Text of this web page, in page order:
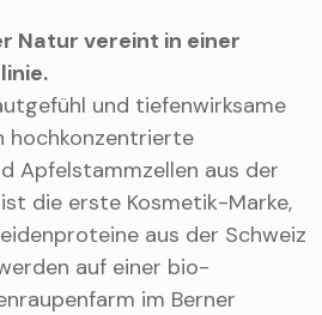
Natur vereint in einer
und tiefenwirksame
hochkonzentrierte
Apfelstammzellen aus der
die erste Kosmetik-Marke,
aus der Schweiz
auf einer bio-
im Berner